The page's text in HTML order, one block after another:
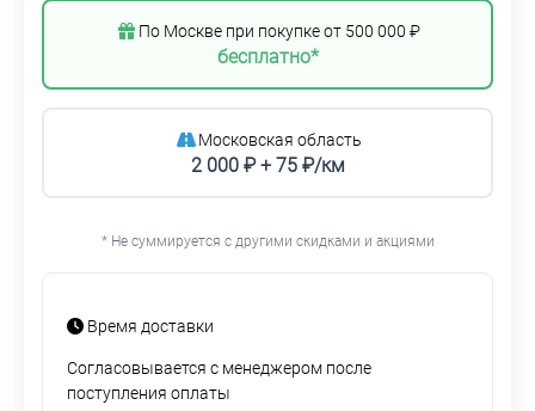
По Москве при покупке от 500 000 ₽
бесплатно*
Московская область
2 000 ₽ + 75 ₽/км
* Не суммируется с другими скидками и акциями
Время доставки
Согласовывается с менеджером после
поступления оплаты